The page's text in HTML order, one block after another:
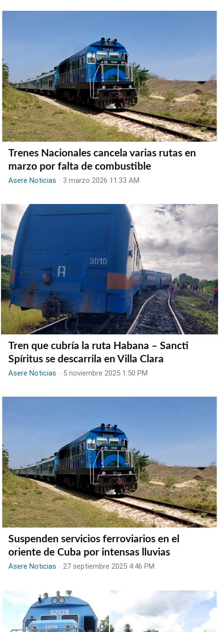
Trenes Nacionales cancela varias rutas en
marzo por falta de combustible
Asere Noticias - 3 marzo 2026 11:33 AM
Tren que cubría la ruta Habana – Sancti
Spíritus se descarrila en Villa Clara
Asere Noticias - 5 noviembre 2025 1:50 PM
Suspenden servicios ferroviarios en el
oriente de Cuba por intensas lluvias
Asere Noticias - 27 septiembre 2025 4:46 PM